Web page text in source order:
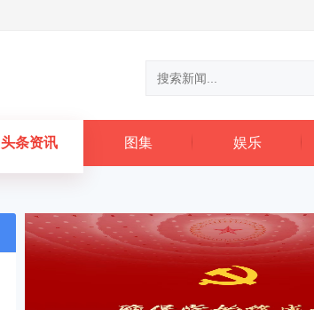
头条资讯 图集 娱乐